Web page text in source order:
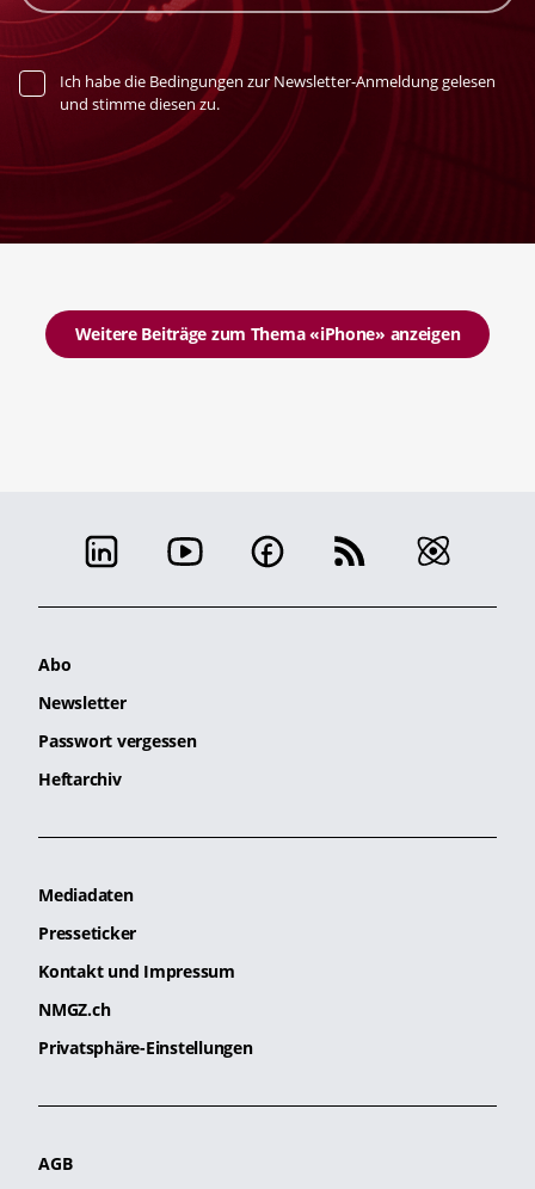
Ich habe die Bedingungen zur Newsletter-Anmeldung gelesen
und stimme diesen zu.
Weitere Beiträge zum Thema «iPhone» anzeigen
Abo
Newsletter
Passwort vergessen
Heftarchiv
Mediadaten
Presseticker
Kontakt und Impressum
NMGZ.ch
Privatsphäre-Einstellungen
AGB